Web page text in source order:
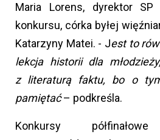
Maria Lorens, dyrektor SP
konkursu, córka byłej
Katarzyny Matei. - Jest to
lekcja historii dla
z literaturą faktu, bo o
pamiętać– podkreśla.
Konkursy